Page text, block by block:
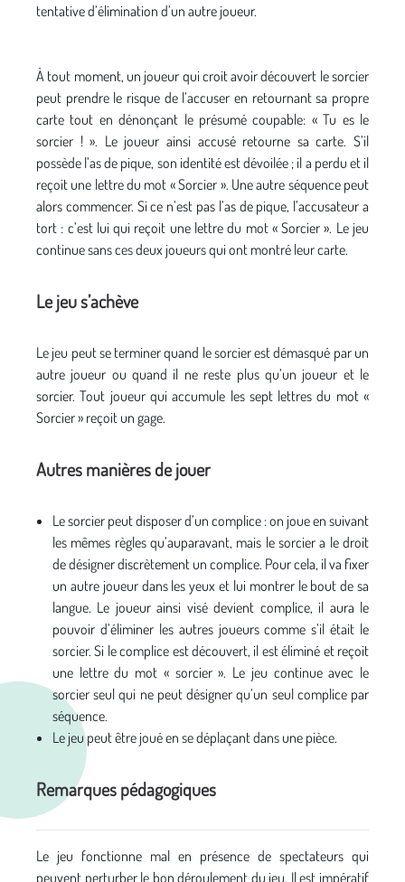
tentative d’élimination d’un autre joueur.
À tout moment, un joueur qui croit avoir découvert le sorcier
peut prendre le risque de l’accuser en retournant sa propre
carte tout en dénonçant le présumé coupable: « Tu es le
sorcier ! ». Le joueur ainsi accusé retourne sa carte. S’il
possède l’as de pique, son identité est dévoilée ; il a perdu et il
reçoit une lettre du mot « Sorcier ». Une autre séquence peut
alors commencer. Si ce n’est pas l’as de pique, l’accusateur a
tort : c’est lui qui reçoit une lettre du mot « Sorcier ». Le jeu
continue sans ces deux joueurs qui ont montré leur carte.
Le jeu s’achève
Le jeu peut se terminer quand le sorcier est démasqué par un
autre joueur ou quand il ne reste plus qu’un joueur et le
sorcier. Tout joueur qui accumule les sept lettres du mot «
Sorcier » reçoit un gage.
Autres manières de jouer
Le sorcier peut disposer d’un complice : on joue en suivant
les mêmes règles qu’auparavant, mais le sorcier a le droit
de désigner discrètement un complice. Pour cela, il va fixer
un autre joueur dans les yeux et lui montrer le bout de sa
langue. Le joueur ainsi visé devient complice, il aura le
pouvoir d’éliminer les autres joueurs comme s’il était le
sorcier. Si le complice est découvert, il est éliminé et reçoit
une lettre du mot « sorcier ». Le jeu continue avec le
sorcier seul qui ne peut désigner qu’un seul complice par
séquence.
Le jeu peut être joué en se déplaçant dans une pièce.
Remarques pédagogiques
Le jeu fonctionne mal en présence de spectateurs qui
peuvent perturber le bon déroulement du jeu. Il est impératif